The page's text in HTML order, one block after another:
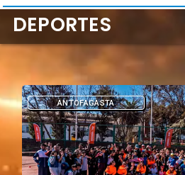
DEPORTES
DEPORTES